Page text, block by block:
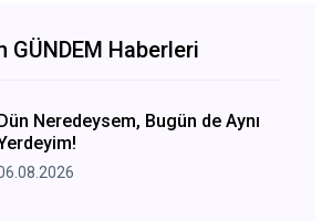
GÜNDEM Haberleri
Neredeysem, Bugün de Aynı